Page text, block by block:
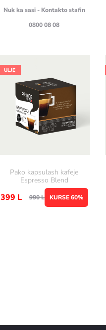
Nuk ka sasi - Kontakto stafin
0800 08 08
ULJE
Pako kapsulash kafeje
Espresso Blend
KURSE 60%
990L
399 L